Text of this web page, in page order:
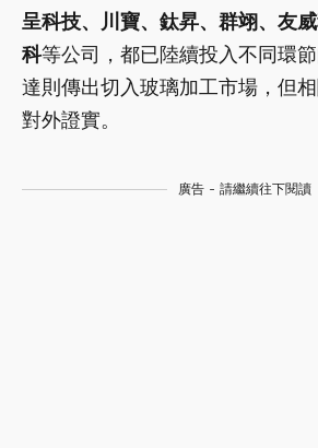
呈科技、川寶、鈦昇、群翊、友
科等公司，都已陸續投入不同環
達則傳出切入玻璃加工市場，但
對外證實。
廣告 - 請繼續往下閱讀